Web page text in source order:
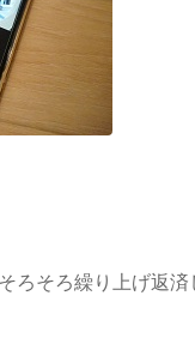
ろそろ繰り上げ返済